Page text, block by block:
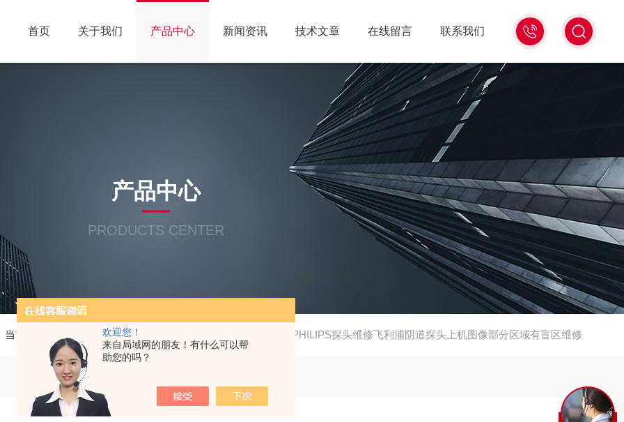
欢迎您！
来自局域网的朋友！有什么可以帮
助您的吗？
18516586104
微
首页 关于我们 产品中心 新闻资讯 技术文章 在线留言 联系我们
产品中心
PRODUCTS CENTER
当前位置： 产品中心 PHILIPS探头维修飞利浦阴道探头上机图像部分区域有盲区维修